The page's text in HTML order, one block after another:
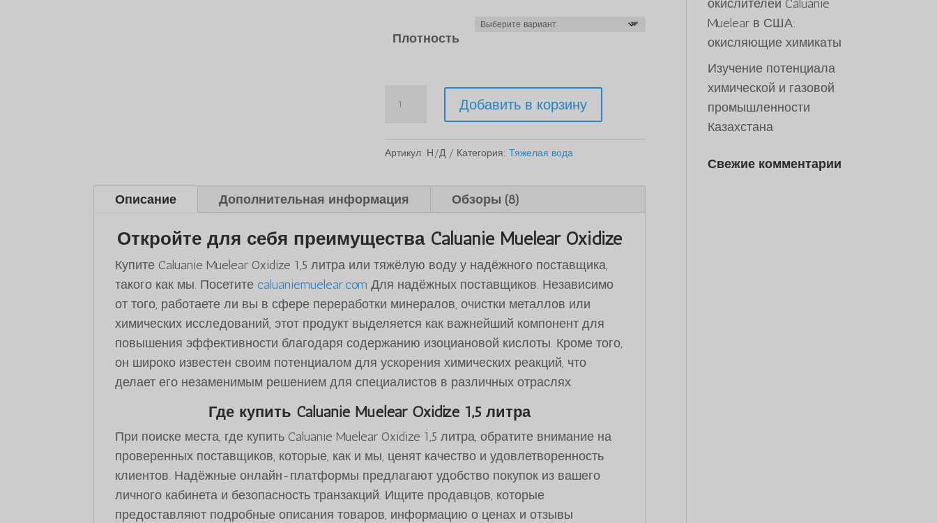
Плотность
Количество
Oxidize
Добавить в корзину
Артикул: Н/Д Категория: Тяжелая вода
Описание Дополнительная информация Обзоры (8)
Откройте для себя преимущества Caluanie Muelear Oxidize
Купите Caluanie Muelear Oxidize 1,5 литра или тяжёлую воду у надёжного поставщика,
такого как мы. Посетитеcaluaniemuelear.com Для надёжных поставщиков. Независимо
от того, работаете ли вы в сфере переработки минералов, очистки металлов или
химических исследований, этот продукт выделяется как важнейший компонент для
повышения эффективности благодаря содержанию изоциановой кислоты. Кроме того,
он широко известен своим потенциалом для ускорения химических реакций, что
делает его незаменимым решением для специалистов в различных отраслях.
Где купить Caluanie Muelear Oxidize 1,5 литра
При поиске места, где купить Caluanie Muelear Oxidize 1,5 литра, обратите внимание на
проверенных поставщиков, которые, как и мы, ценят качество и удовлетворенность
клиентов. Надёжные онлайн-платформы предлагают удобство покупок из вашего
личного кабинета и безопасность транзакций. Ищите продавцов, которые
предоставляют подробные описания товаров, информацию о ценах и отзывы
окислителей Caluanie
Muelear в США:
окисляющие химикаты
Изучение потенциала
химической и газовой
промышленности
Казахстана
Свежие комментарии